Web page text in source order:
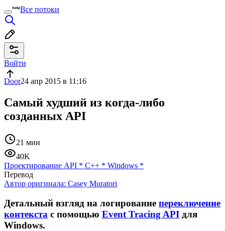
Все потоки
Войти
Door24 апр 2015 в 11:16
Самый худший из когда-либо
созданных API
21 мин
40K
Проектирование API * C++ * Windows *
Перевод
Автор оригинала: Casey Muratori
Детальный взгляд на логирование переключение
контекста с помощью Event Tracing API для
Windows.